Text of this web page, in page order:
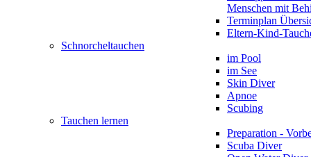
Menschen mit
Terminplan
Eltern-Kind-
Schnorcheltauchen
im Pool
im See
Skin Diver
Apnoe
Scubing
Tauchen lernen
Preparation -
Scuba Diver